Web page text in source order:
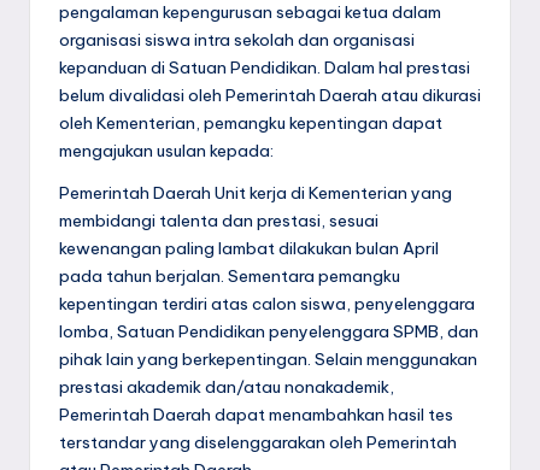
pengalaman kepengurusan sebagai ketua dalam
organisasi siswa intra sekolah dan organisasi
kepanduan di Satuan Pendidikan. Dalam hal prestasi
belum divalidasi oleh Pemerintah Daerah atau dikurasi
oleh Kementerian, pemangku kepentingan dapat
mengajukan usulan kepada:
Pemerintah Daerah Unit kerja di Kementerian yang
membidangi talenta dan prestasi, sesuai
kewenangan paling lambat dilakukan bulan April
pada tahun berjalan. Sementara pemangku
kepentingan terdiri atas calon siswa, penyelenggara
lomba, Satuan Pendidikan penyelenggara SPMB, dan
pihak lain yang berkepentingan. Selain menggunakan
prestasi akademik dan/atau nonakademik,
Pemerintah Daerah dapat menambahkan hasil tes
terstandar yang diselenggarakan oleh Pemerintah